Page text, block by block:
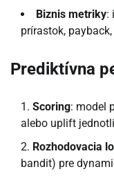
Biznis metriky:
prírastok,
Prediktívna
Scoring: model
alebo uplift
Rozhodovacia
bandit) pre